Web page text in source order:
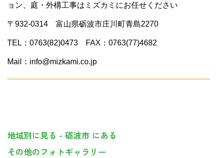
ョン、庭・外構工事はミズカミにお任せください
〒932-0314 富山県砺波市庄川町青島2270
TEL：0763(82)0473 FAX：0763(77)4682
Mail：info@mizkami.co.jp
地域別に見る - 砺波市 にある
その他のフォトギャラリー